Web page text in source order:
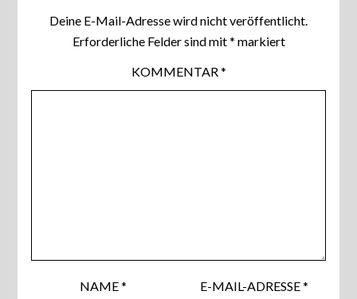
Deine E-Mail-Adresse wird nicht veröffentlicht.
Erforderliche Felder sind mit* markiert
KOMMENTAR*
NAME* E-MAIL-ADRESSE*